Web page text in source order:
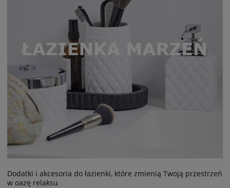
Dodatki i akcesoria do łazienki, które zmienią Twoją przestrzeń
w oazę relaksu